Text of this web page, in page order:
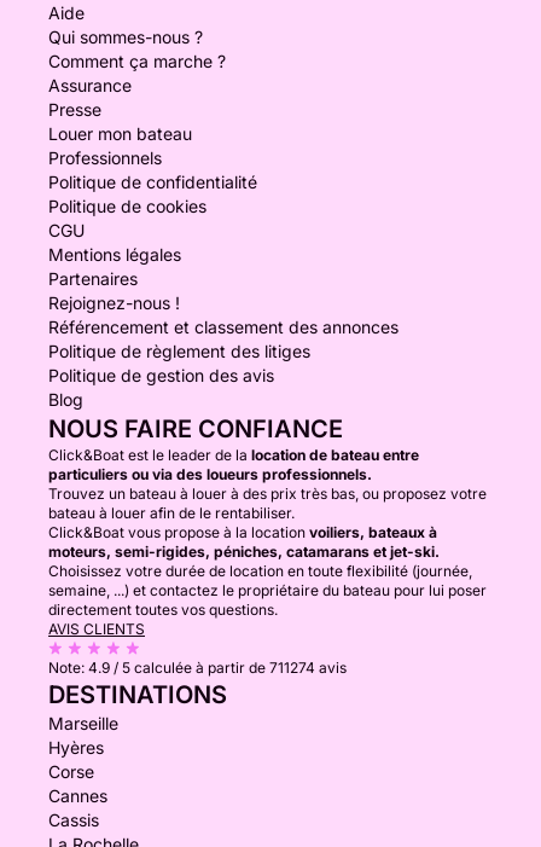
Aide
Qui sommes-nous ?
Comment ça marche ?
Assurance
Presse
Louer mon bateau
Professionnels
Politique de confidentialité
Politique de cookies
CGU
Mentions légales
Partenaires
Rejoignez-nous !
Référencement et classement des annonces
Politique de règlement des litiges
Politique de gestion des avis
Blog
NOUS FAIRE CONFIANCE
Click&Boat est le leader de la location de bateau entre
particuliers ou via des loueurs professionnels.
Trouvez un bateau à louer à des prix très bas, ou proposez votre
bateau à louer afin de le rentabiliser.
Click&Boat vous propose à la location voiliers, bateaux à
moteurs, semi-rigides, péniches, catamarans et jet-ski.
Choisissez votre durée de location en toute flexibilité (journée,
semaine, ...) et contactez le propriétaire du bateau pour lui poser
directement toutes vos questions.
AVIS CLIENTS
Note: 4.9 / 5 calculée à partir de 711274 avis
DESTINATIONS
Marseille
Hyères
Corse
Cannes
Cassis